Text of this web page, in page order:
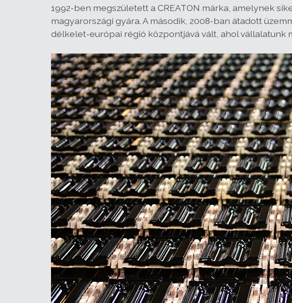
1992-ben megszületett a CREATON márka, amelynek
magyarországi gyára. A második, 2008-ban átadott
délkelet-európai régió központjává vált, ahol vállalatunk